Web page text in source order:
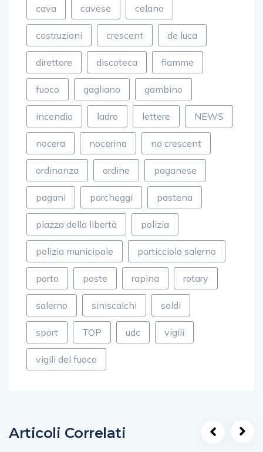
cava cavese celano
costruzioni crescent de luca
direttore discoteca fiamme
fuoco gagliano gambino
incendio ladro lettere NEWS
nocera nocerina no crescent
ordinanza ordine paganese
pagani parcheggi pastena
piazza della libertà polizia
polizia municipale porticciolo salerno
porto poste rapina rotary
salerno siniscalchi soldi
sport TOP udc vigili
vigili del fuoco
Articoli Correlati